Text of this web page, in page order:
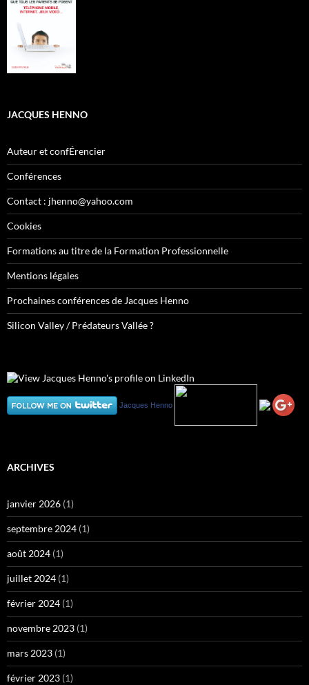
JACQUES HENNO
Auteur et confÉrencier
Conférences
Contact : jhenno@yahoo.com
Cookies
Formations au titre de la Formation Professionnelle
Mentions légales
Prochaines conférences de Jacques Henno
Silicon Valley / Prédateurs Vallée ?
Jacques Henno
ARCHIVES
janvier 2026 (1)
septembre 2024 (1)
août 2024 (1)
juillet 2024 (1)
février 2024 (1)
novembre 2023 (1)
mars 2023 (1)
février 2023 (1)